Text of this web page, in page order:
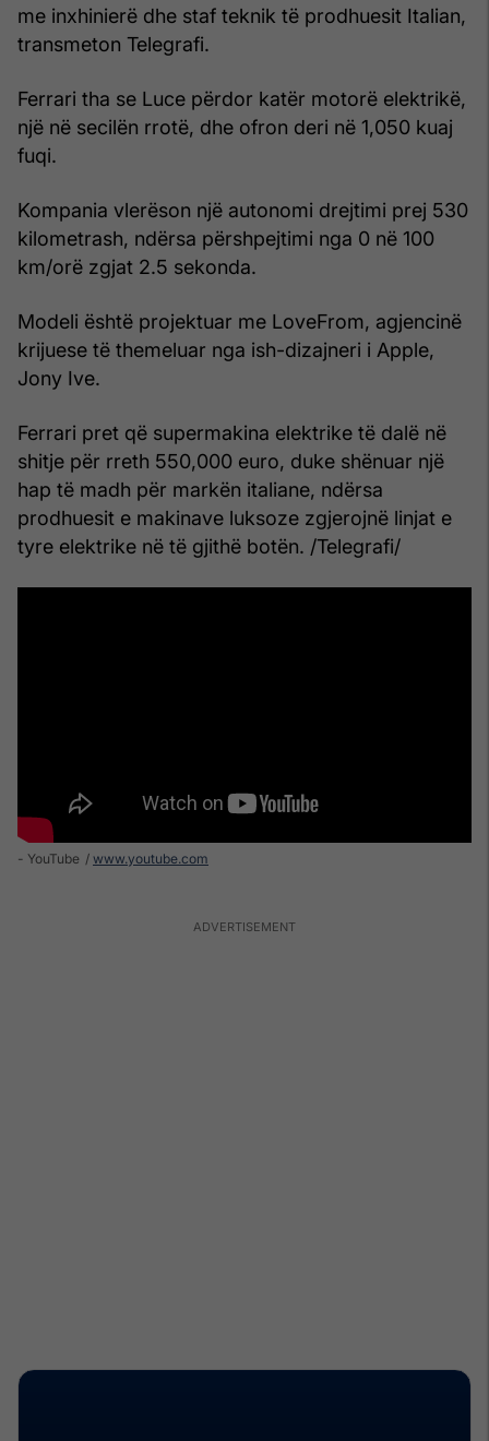
me inxhinierë dhe staf teknik të prodhuesit Italian,
transmeton Telegrafi.
Ferrari tha se Luce përdor katër motorë elektrikë,
një në secilën rrotë, dhe ofron deri në 1,050 kuaj
fuqi.
Kompania vlerëson një autonomi drejtimi prej 530
kilometrash, ndërsa përshpejtimi nga 0 në 100
km/orë zgjat 2.5 sekonda.
Modeli është projektuar me LoveFrom, agjencinë
krijuese të themeluar nga ish-dizajneri i Apple,
Jony Ive.
Ferrari pret që supermakina elektrike të dalë në
shitje për rreth 550,000 euro, duke shënuar një
hap të madh për markën italiane, ndërsa
prodhuesit e makinave luksoze zgjerojnë linjat e
tyre elektrike në të gjithë botën. /Telegrafi/
- YouTube www.youtube.com